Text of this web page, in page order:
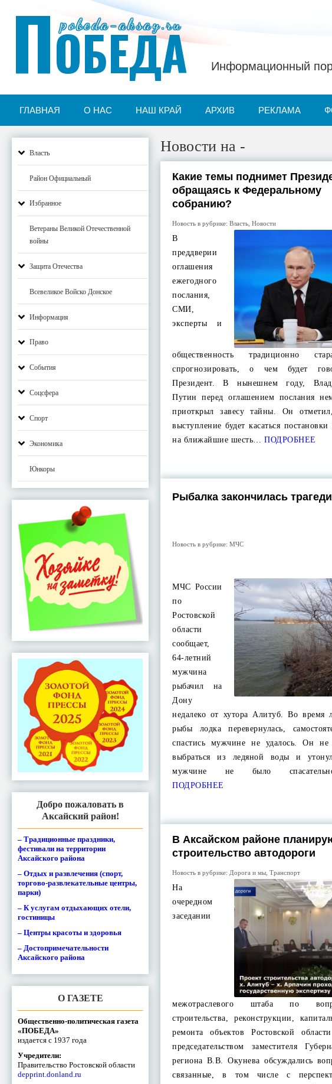
pobeda-aksay.ru
ПОБЕДА Информационный
ГЛАВНАЯ О НАС НАШ КРАЙ АРХИВ РЕКЛАМА
Власть
Район Официальный
Избранное
Ветераны Великой Отечественной
войны
Защита Отечества
Всевеликое Войско Донское
Информация
Право
События
Соцсфера
Спорт
Экономика
Юнкоры
Добро пожаловать в
Аксайский район!
– Традиционные праздники,
фестивали на территории
Аксайского района
– Отдых и развлечения (спорт,
торгово-развлекательные центры,
парки)
– К услугам отдыхающих отели,
гостиницы
– Центры красоты и здоровья
– Достопримечательности
Аксайского района
О ГАЗЕТЕ
Общественно-политическая газета
«ПОБЕДА»
издается с 1937 года
Учредители:
Правительство Ростовской области
depprint.donland.ru
Новости на -
Какие темы поднимет
обращаясь к Федеральному
собранию?
Новость в рубрике:Власть ,Новости
В
преддверии
оглашения
ежегодного
послания,
СМИ,
эксперты и
общественность традиционно
спрогнозировать, о чем будет
Президент. В нынешнем году,
Путин перед оглашением послания
приоткрыл завесу тайны. Он
выступление будет касаться постановки
на ближайшие шесть… ПОДРОБНЕЕ
Рыбалка закончилась
Новость в рубрике:МЧС
МЧС России
по
Ростовской
области
сообщает,
64-летний
мужчина
рыбачил на
Дону
недалеко от хутора Алитуб. Во время
рыбы лодка перевернулась,
спастись мужчине не удалось. Он не
выбраться из ледяной воды и
мужчине не было
ПОДРОБНЕЕ
В Аксайском районе
строительство автодороги
Новость в рубрике: Дорога и мы ,Транспорт
На
очередном
заседании
межотраслевого штаба по
строительства, реконструкции,
ремонта объектов Ростовской
председательством заместителя
региона В.В. Окунева обсуждались
связанные, в том числе с